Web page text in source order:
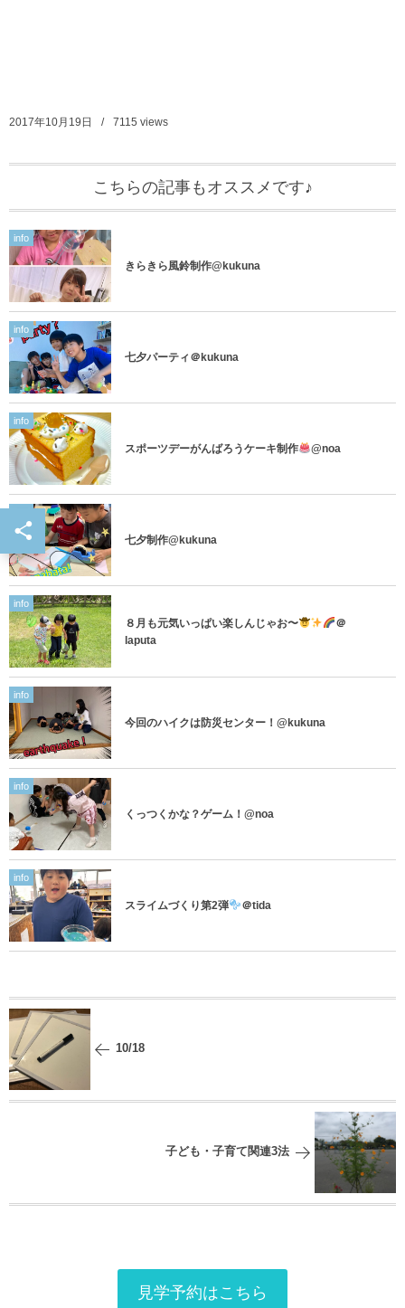
2017年10月19日 7115 views
こちらの記事もオススメです♪
info
きらきら風鈴制作@kukuna
info
七夕パーティ＠kukuna
info
スポーツデーがんばろうケーキ制作 @noa
七夕制作@kukuna
info
８月も元気いっぱい楽しんじゃお〜
＠
laputa
info
今回のハイクは防災センター！@kukuna
info
くっつくかな？ゲーム！@noa
info
スライムづくり第2弾 ＠tida
10/18
子ども・子育て関連3法
見学予約はこちら